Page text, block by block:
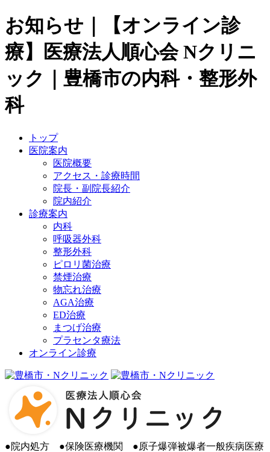
お知らせ｜【オンライン診
療】医療法人順心会 Nクリニ
ック｜豊橋市の内科・整形外
科
トップ
医院案内
医院概要
アクセス・診療時間
院長・副院長紹介
院内紹介
診療案内
内科
呼吸器外科
整形外科
ピロリ菌治療
禁煙治療
物忘れ治療
AGA治療
ED治療
まつげ治療
プラセンタ療法
オンライン診療
●院内処方 ●保険医療機関 ●原子爆弾被爆者一般疾病医療